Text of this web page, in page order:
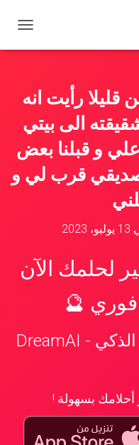
ب
ا
ت
ق
قليلا رأيت انه
الى بيتي
و قبلنا بعض
قرب لي و
13 يوليو، 2023
لحلمك الآن
🔮
📱 تطبيق تفسير الأحلام الذكي - DreamAI
بسهولة !